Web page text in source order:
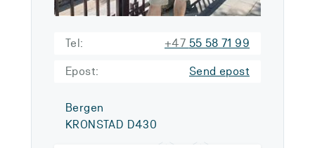
Tel: +47 55 58 71 99
Epost: Send epost
Bergen
KRONSTAD D430